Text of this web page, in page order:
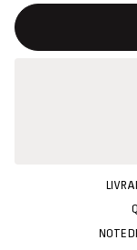
Ce bouton ouvrira
{{taille}} non
NOTE